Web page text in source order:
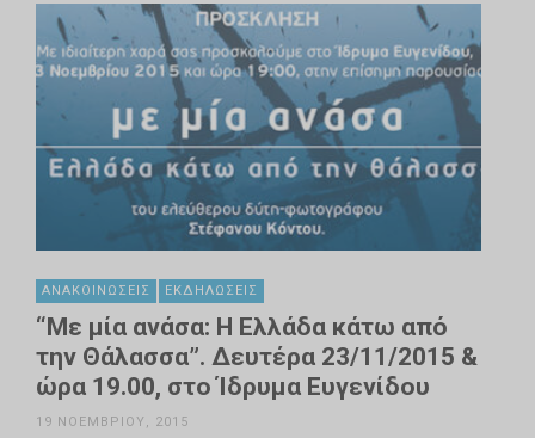
ΑΝΑΚΟΙΝΏΣΕΙΣ ΕΚΔΗΛΏΣΕΙΣ
“Με μία ανάσα: Η Ελλάδα κάτω από
την Θάλασσα”. Δευτέρα 23/11/2015 &
ώρα 19.00, στο Ίδρυμα Ευγενίδου
19 ΝΟΕΜΒΡΊΟΥ, 2015